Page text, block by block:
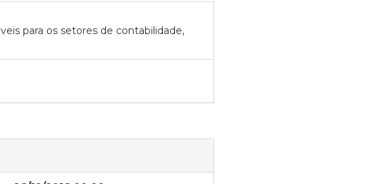
para os setores de contabilidade,